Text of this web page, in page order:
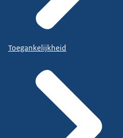
Toegankelijkheid